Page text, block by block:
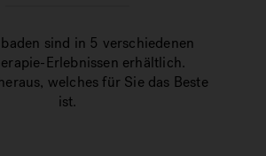
sind in 5 verschiedenen
Erlebnissen erhältlich.
welches für Sie das Beste
ist.